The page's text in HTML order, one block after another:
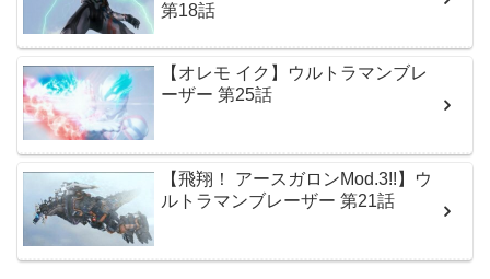
第18話
【オレモ イク】ウルトラマンブレ
ーザー 第25話
【飛翔！ アースガロンMod.3!!】ウ
ルトラマンブレーザー 第21話